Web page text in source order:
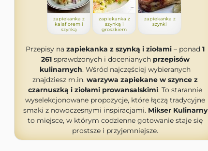
zapiekanka z
kalafiorem i
szynką
zapiekanka z
szynką i
groszkiem
zapiekanka z
szynki
Przepisy na zapiekanka z szynką i ziołami – ponad 1
261sprawdzonych i docenianych przepisów
kulinarnych. Wśród najczęściej wybieranych
znajdziesz m.in. warzywa zapiekane w szynce z
czarnuszką i ziołami prowansalskimi. To starannie
wyselekcjonowane propozycje, które łączą tradycyjne
smaki z nowoczesnymi inspiracjami. Mikser Kulinarny
to miejsce, w którym codzienne gotowanie staje się
prostsze i przyjemniejsze.